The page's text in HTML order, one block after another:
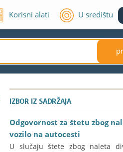
Korisni alati U središtu
IZBOR IZ SADRŽAJA
Odgovornost za štetu zbog
vozilo na autocesti
U slučaju štete zbog naleta